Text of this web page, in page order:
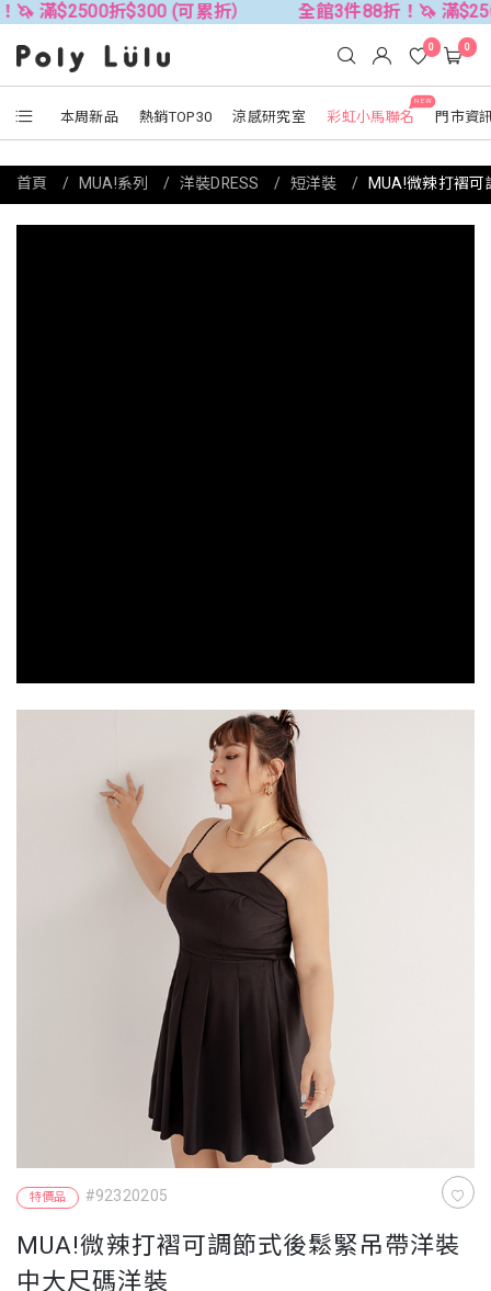
折$300 (可累折） 全館3件88折！🦄 滿$2500折
本周新品 熱銷TOP30 涼感研究室
NEW
彩虹小馬聯名 門市資
0 0
特價品 #92320205
MUA!微辣打褶可調節式後鬆緊吊帶洋裝
中大尺碼洋裝
首頁 MUA!系列 洋裝DRESS 短洋裝 MUA!微辣打褶